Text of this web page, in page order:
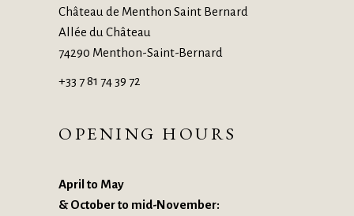
Château de Menthon Saint Bernard
Allée du Château
74290 Menthon-Saint-Bernard
+33 7 81 74 39 72
OPENING HOURS
April to May
& October to mid-November: